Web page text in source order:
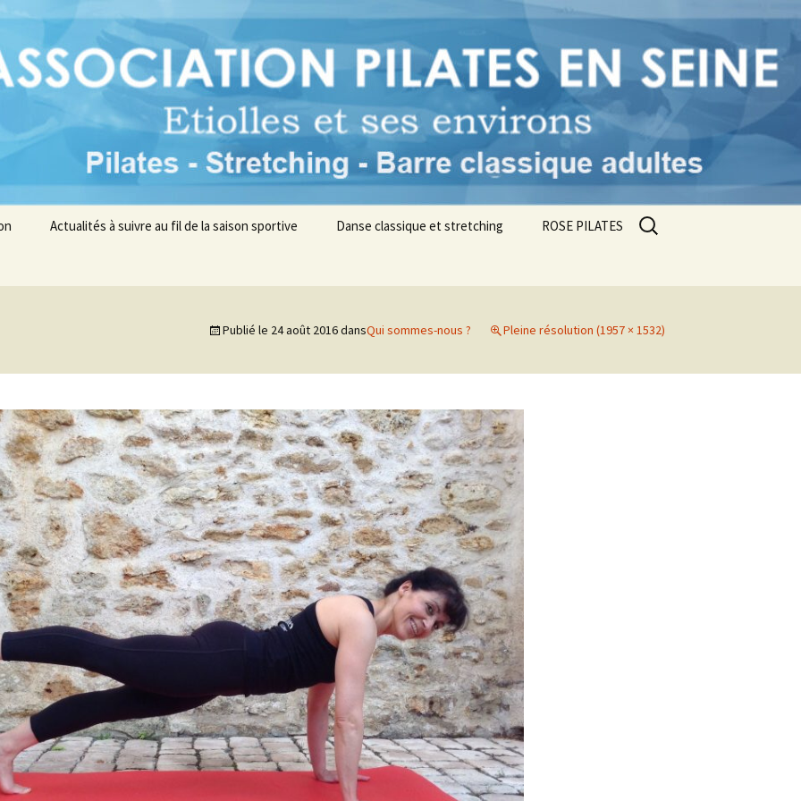
Pilates en Seine
Actualités à suivre au fil de la saison sportive Danse classique et stretching ROSE PILATES
Rechercher :
Publié le 24 août 2016dansQui sommes-nous ? Pleine résolution (1957 × 1532)